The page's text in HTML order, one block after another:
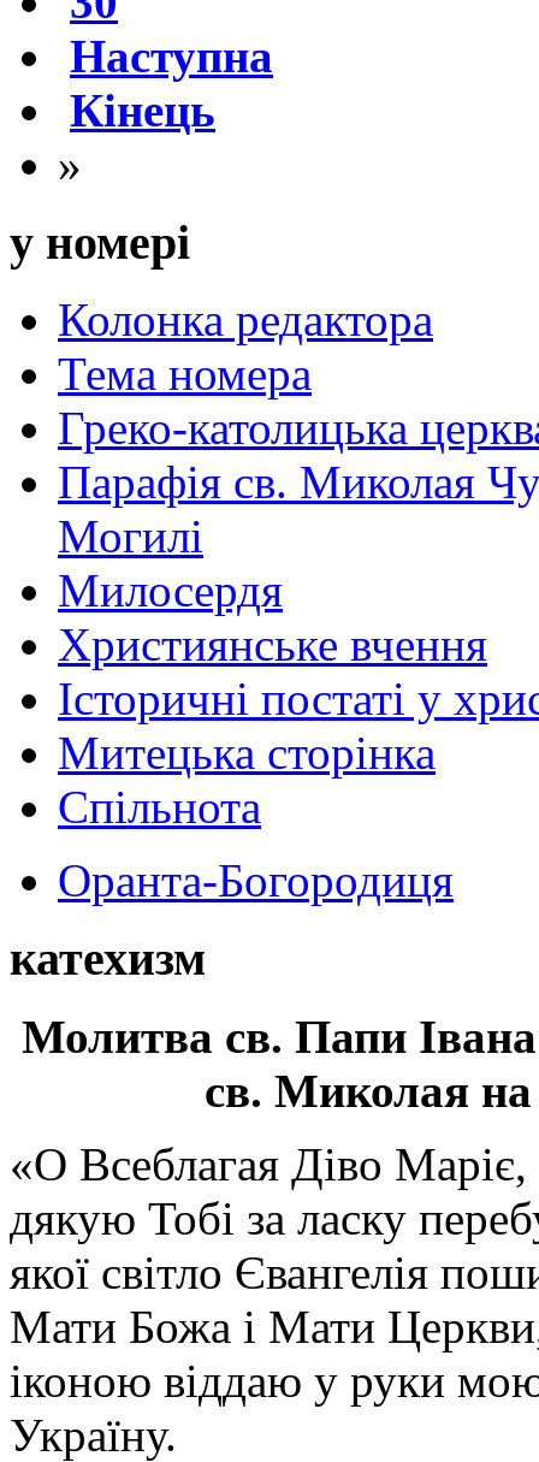
Наступна
Кінець
»
у номері
Колонка редактора
Тема номера
Греко-католицька
Парафія св. Миколая
Могилі
Милосердя
Християнське вчення
Історичні постаті у
Митецька сторінка
Спільнота
Оранта-Богородиця
катехизм
Молитва св. Папи
св. Миколая на
«О Всеблагая Діво
дякую Тобі за ласку
якої світло Євангелія
Мати Божа і Мати
іконою віддаю у руки
Україну.